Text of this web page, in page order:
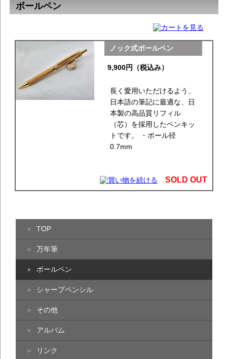
ボールペン
ノック式ボールペン
9,900円（税込み）
長く愛用いただけるよう、
日本語の筆記に最適な、日
本製の高品質リフィル
（芯）を採用したペンキッ
トです。 ・ボール径
0.7mm
SOLD OUT
TOP
万年筆
ボールペン
シャープペンシル
その他
アルバム
リンク